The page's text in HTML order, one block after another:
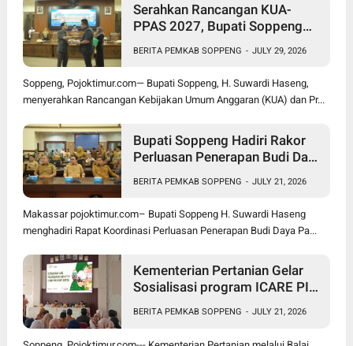
Serahkan Rancangan KUA-
PPAS 2027, Bupati Soppeng
Tengah Tekanan Fiskal
BERITA PEMKAB SOPPENG - JULY 29, 2026
Soppeng, Pojoktimur.com— Bupati Soppeng, H. Suwardi Haseng,
menyerahkan Rancangan Kebijakan Umum Anggaran (KUA) dan Pr...
Bupati Soppeng Hadiri Rakor
Perluasan Penerapan Budi Daya
BERITA PEMKAB SOPPENG - JULY 21, 2026
Makassar pojoktimur.com– Bupati Soppeng H. Suwardi Haseng
menghadiri Rapat Koordinasi Perluasan Penerapan Budi Daya Pa...
Kementerian Pertanian Gelar
Sosialisasi program ICARE PIU
BERITA PEMKAB SOPPENG - JULY 21, 2026